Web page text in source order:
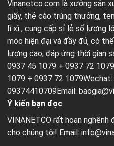
Vinanetco.com là xưởng sản
giấy, thẻ cào trúng thưởng,
lì xì , cung cấp sỉ lẻ số lượng
móc hiện đại và đầy đủ, có
lượng cao, đáp ứng thời gian
0937 45 1079 + 0937 72
1079 + 0937 72
09374410709Email:
Ý kiến bạn đọc
VINANETCO rất hoan
cho chúng tôi! Email: